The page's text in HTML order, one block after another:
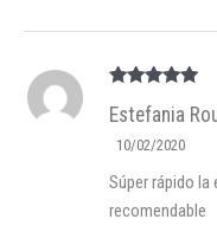
5de 5
Estefania
10/02/2020
Súper rápido
recomendable